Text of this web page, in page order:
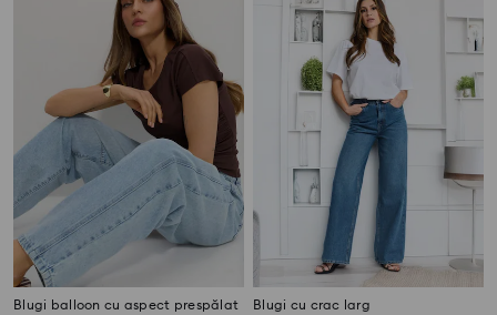
Blugi balloon cu aspect prespălat Blugi cu crac larg